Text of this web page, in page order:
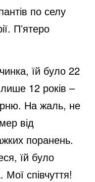
по селу
Пʼятеро
їй було 22
12 років –
На жаль, не
від
поранень.
їй було
співчуття!